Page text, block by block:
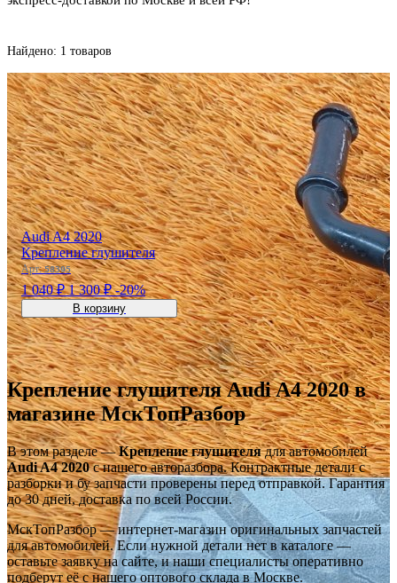
Найдено: 1 товаров
Audi A4 2020
Крепление глушителя
Арт:58395
1 040 ₽1 300 ₽-20%
В корзину
Крепление глушителя Audi A4 2020 в
магазине МскТопРазбор
В этом разделе —Крепление глушителядля автомобилей
Audi A4 2020с нашего авторазбора. Контрактные детали с
разборки и бу запчасти проверены перед отправкой. Гарантия
до 30 дней, доставка по всей России.
МскТопРазбор — интернет-магазин оригинальных запчастей
для автомобилей. Если нужной детали нет в каталоге —
оставьте заявку на сайте, и наши специалисты оперативно
подберут её с нашего оптового склада в Москве.